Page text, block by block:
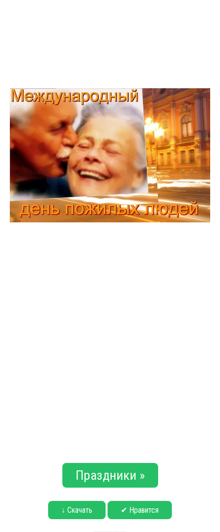
Праздники »
↓ Скачать ✔ Нравится